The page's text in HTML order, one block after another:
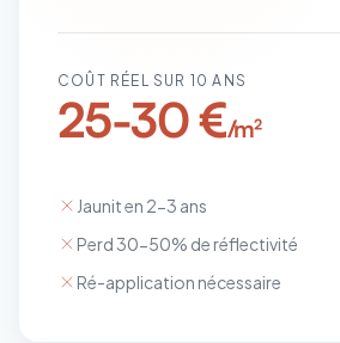
COÛT RÉEL SUR 10 ANS
25-30 €/m²
Jaunit en 2-3 ans
Perd 30-50% de réflectivité
Ré-application nécessaire